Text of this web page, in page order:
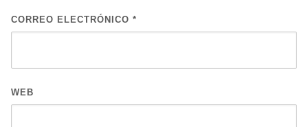
CORREO ELECTRÓNICO *
WEB